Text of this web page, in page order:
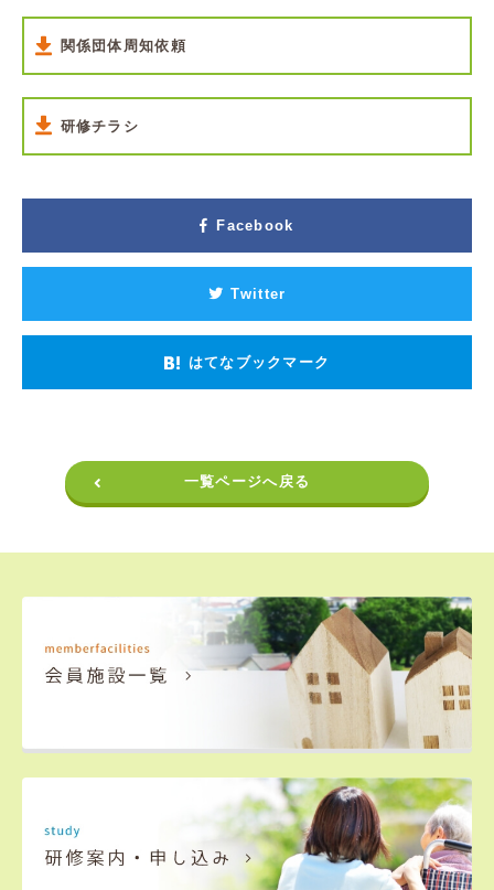
関係団体周知依頼
研修チラシ
Facebook
Twitter
はてなブックマーク
一覧ページへ戻る